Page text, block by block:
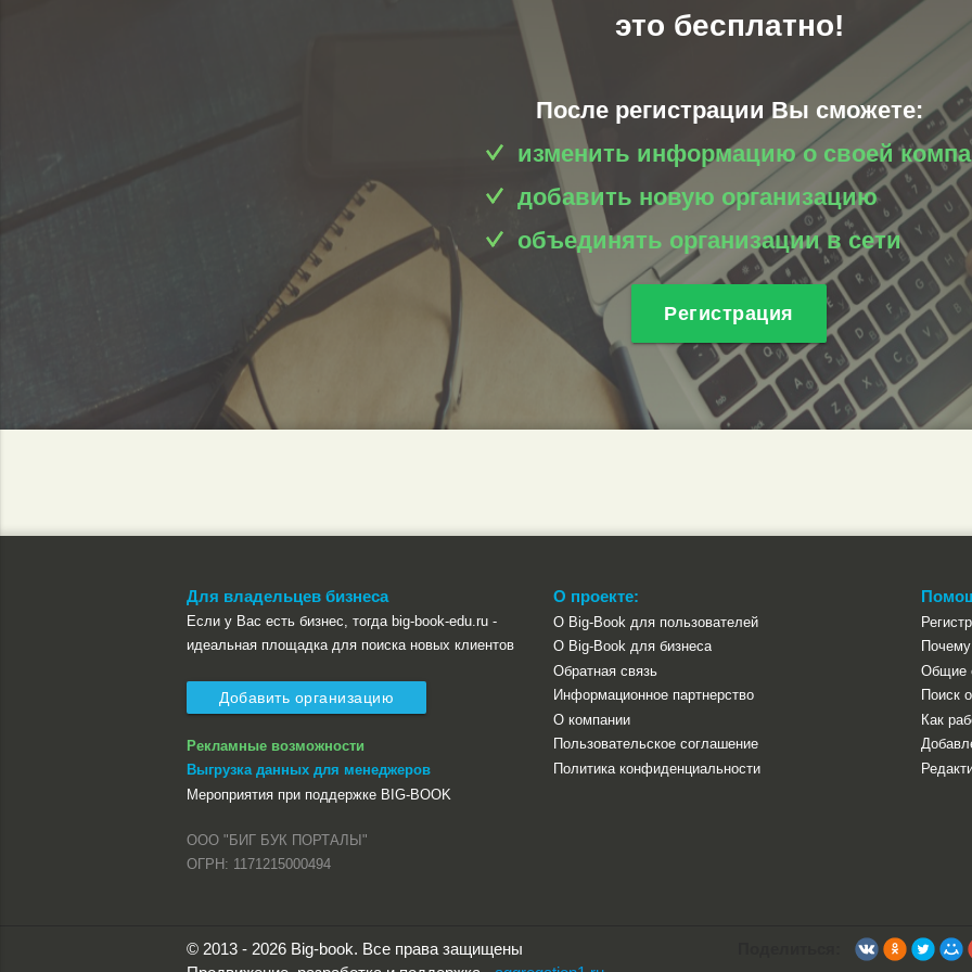
это бесплатно!
После регистрации Вы сможете:
изменить информацию о своей
добавить новую организацию
объединять организации в сети
Регистрация
Для владельцев бизнеса
Если у Вас есть бизнес, тогда big-book-edu.ru -
идеальная площадка для поиска новых клиентов
Добавить организацию
Рекламные возможности
Выгрузка данных для менеджеров
Мероприятия при поддержке BIG-BOOK
О проекте:
О Big-Book для пользователей
О Big-Book для бизнеса
Обратная связь
Информационное партнерство
О компании
Пользовательское соглашение
Политика конфиденциальности
Общие
Поиск
Как
ООО "БИГ БУК ПОРТАЛЫ"
ОГРН: 1171215000494
© 2013 - 2026 Big-book. Все права защищены